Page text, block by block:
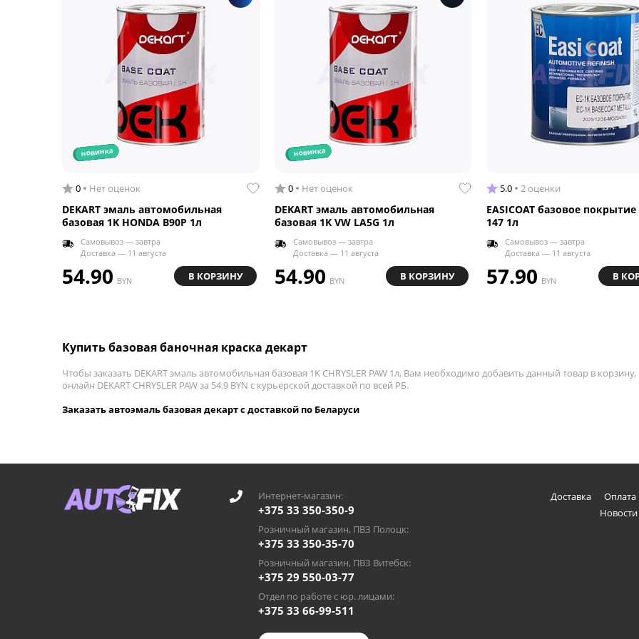
новинка
0 Нет оценок
DEKART эмаль автомобильная
базовая 1K HONDA B90P 1л
Самовывоз — завтра
Доставка — 11 августа
54.90 BYN В КОРЗИНУ
новинка
0 Нет оценок
DEKART эмаль автомобильная
базовая 1K VW LA5G 1л
Самовывоз — завтра
Доставка — 11 августа
54.90 BYN В КОРЗИНУ
5.0 2 оценки
EASICOAT базовое покрытие
147 1л
Самовывоз — завтра
Доставка — 11 августа
57.90 BYN В
Купить базовая баночная краска декарт
Чтобы заказать DEKART эмаль автомобильная базовая 1K CHRYSLER PAW 1л, Вам необходимо добавить данный товар в
онлайн DEKART CHRYSLER PAW за 54.9 BYN с курьерской доставкой по всей РБ.
Заказать автоэмаль базовая декарт с доставкой по Беларуси
Интернет-магазин:
+375 33 350-350-9
Розничный магазин, ПВЗ Полоцк:
+375 33 350-35-70
Розничный магазин, ПВЗ Витебск:
+375 29 550-03-77
Отдел по работе с юр. лицами:
+375 33 66-99-511
Доставка Оплата
Новости